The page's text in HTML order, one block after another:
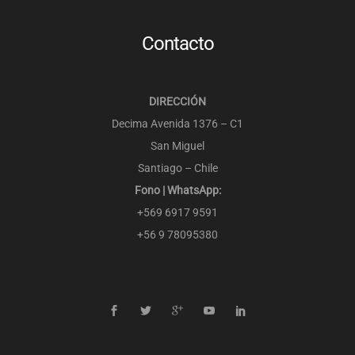
Contacto
DIRECCIÓN
Decima Avenida 1376 – C1
San Miguel
Santiago – Chile
Fono | WhatsApp:
+569 6917 9591
+56 9 78095380